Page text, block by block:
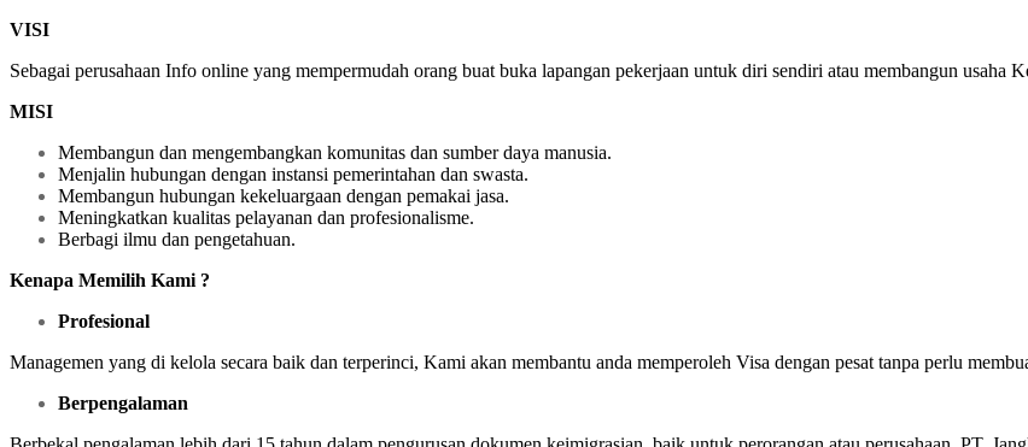
VISI
Sebagai perusahaan Info online yang mempermudah orang buat buka lapangan pekerjaan untuk diri sendiri atau membangun usaha
MISI
Membangun dan mengembangkan komunitas dan sumber daya manusia.
Menjalin hubungan dengan instansi pemerintahan dan swasta.
Membangun hubungan kekeluargaan dengan pemakai jasa.
Meningkatkan kualitas pelayanan dan profesionalisme.
Berbagi ilmu dan pengetahuan.
Kenapa Memilih Kami ?
Profesional
Managemen yang di kelola secara baik dan terperinci, Kami akan membantu anda memperoleh Visa dengan pesat tanpa perlu
Berpengalaman